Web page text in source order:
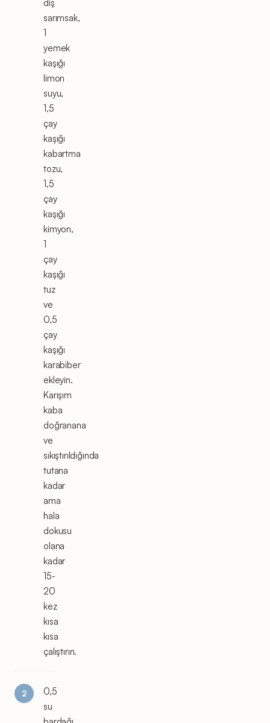
diş
sarımsak,
1
yemek
kaşığı
limon
suyu,
1,5
çay
kaşığı
kabartma
tozu,
1,5
çay
kaşığı
kimyon,
1
çay
kaşığı
tuz
ve
0,5
çay
kaşığı
karabiber
ekleyin.
Karışım
kaba
doğranana
ve
sıkıştırıldığında
tutana
kadar
ama
hala
dokusu
olana
kadar
15-
20
kez
kısa
kısa
çalıştırın.
0,5
su